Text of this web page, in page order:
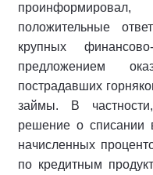
положительные
крупных
предложением
пострадавших
займы. В
решение о списании
начисленных
по кредитным